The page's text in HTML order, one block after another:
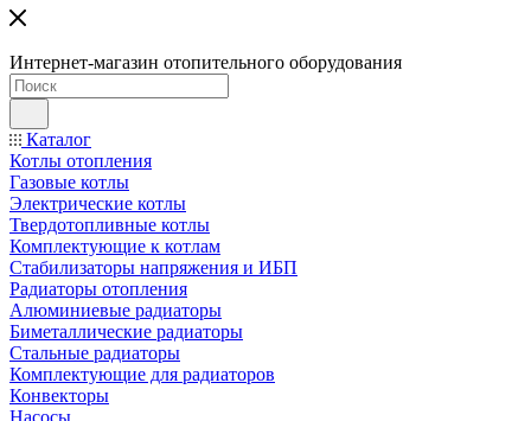
Интернет-магазин отопительного оборудования
Каталог
Котлы отопления
Газовые котлы
Электрические котлы
Твердотопливные котлы
Комплектующие к котлам
Стабилизаторы напряжения и ИБП
Радиаторы отопления
Алюминиевые радиаторы
Биметаллические радиаторы
Стальные радиаторы
Комплектующие для радиаторов
Конвекторы
Насосы